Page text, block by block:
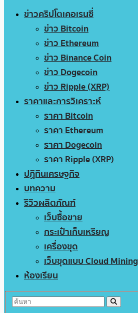
ข่าวคริปโตเคอเรนซี่
ข่าว Bitcoin
ข่าว Ethereum
ข่าว Binance Coin
ข่าว Dogecoin
ข่าว Ripple (XRP)
ราคาและการวิเคราะห์
ราคา Bitcoin
ราคา Ethereum
ราคา Dogecoin
ราคา Ripple (XRP)
ปฏิทินเศรษฐกิจ
บทความ
รีวิวผลิตภัณฑ์
เว็บซื้อขาย
กระเป๋าเก็บเหรียญ
เครื่องขุด
เว็บขุดแบบ Cloud Mining
ห้องเรียน